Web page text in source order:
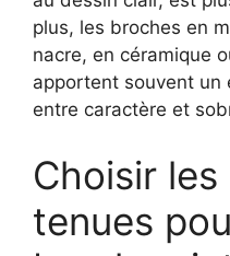
plus, les broches en
nacre, en céramique
apportent souvent un
entre caractère et
Choisir
tenues